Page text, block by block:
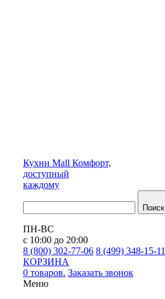
Кухни Mall Комфорт,
доступный
каждому
Поиск
ПН-ВС
с 10:00 до 20:00
8 (800) 302-77-06 8 (499) 348-15-11
КОРЗИНА
0 товаров. Заказать звонок
Меню